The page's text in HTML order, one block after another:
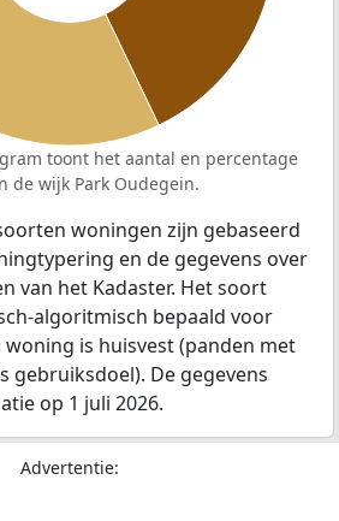
toont het aantal en percentage
de wijk Park Oudegein.
woningen zijn gebaseerd
en de gegevens over
van het Kadaster. Het soort
algoritmisch bepaald voor
is huisvest (panden met
gebruiksdoel). De gegevens
op 1 juli 2026.
Advertentie: